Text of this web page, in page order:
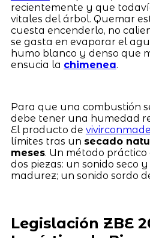
recientemente y que
vitales del árbol. Quemar
cuesta encenderlo, no
se gasta en evaporar el
humo blanco y denso que
ensucia la chimenea.
Para que una combustión
debe tener una humedad
El producto de
límites tras un secado
meses. Un método práctico
dos piezas: un sonido seco
madurez; un sonido sordo
Legislación ZBE